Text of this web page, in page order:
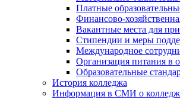
Платные
Финансово-
Вакантные места для
Стипендии и меры
Международное
Организация питания в
Образовательные
История колледжа
Информация в СМИ о